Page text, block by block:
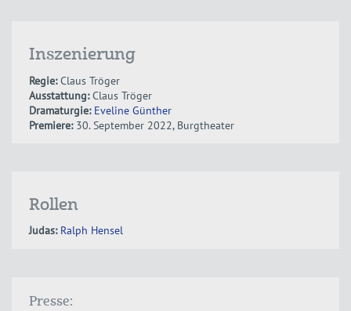
Inszenierung
Regie:Claus Tröger
Ausstattung:Claus Tröger
Dramaturgie: Eveline Günther
Premiere:30. September 2022, Burgtheater
Rollen
Judas: Ralph Hensel
Presse: